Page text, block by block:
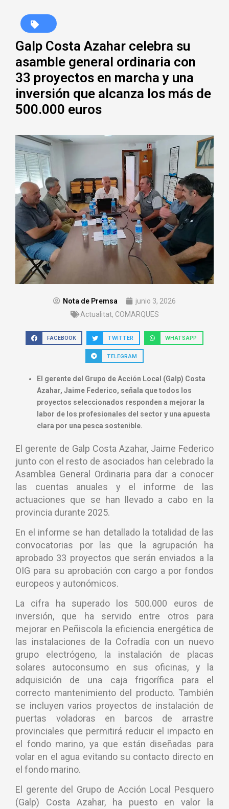
Galp Costa Azahar celebra su
asamble general ordinaria con
33 proyectos en marcha y una
inversión que alcanza los más de
500.000 euros
Nota de Premsa
junio 3, 2026
Actualitat, COMARQUES
FACEBOOK TWITTER WHATSAPP
TELEGRAM
El gerente del Grupo de Acción Local (Galp) Costa
Azahar, Jaime Federico, señala que todos los
proyectos seleccionados responden a mejorar la
labor de los profesionales del sector y una apuesta
clara por una pesca sostenible.
El gerente de Galp Costa Azahar, Jaime Federico
junto con el resto de asociados han celebrado la
Asamblea General Ordinaria para dar a conocer
las cuentas anuales y el informe de las
actuaciones que se han llevado a cabo en la
provincia durante 2025.
En el informe se han detallado la totalidad de las
convocatorias por las que la agrupación ha
aprobado 33 proyectos que serán enviados a la
OIG para su aprobación con cargo a por fondos
europeos y autonómicos.
La cifra ha superado los 500.000 euros de
inversión, que ha servido entre otros para
mejorar en Peñiscola la eficiencia energética de
las instalaciones de la Cofradía con un nuevo
grupo electrógeno, la instalación de placas
solares autoconsumo en sus oficinas, y la
adquisición de una caja frigorífica para el
correcto mantenimiento del producto. También
se incluyen varios proyectos de instalación de
puertas voladoras en barcos de arrastre
provinciales que permitirá reducir el impacto en
el fondo marino, ya que están diseñadas para
volar en el agua evitando su contacto directo en
el fondo marino.
El gerente del Grupo de Acción Local Pesquero
(Galp) Costa Azahar, ha puesto en valor la